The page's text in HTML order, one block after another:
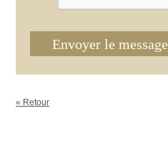
Envoyer le message
« Retour